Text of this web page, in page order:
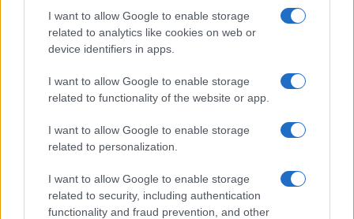
I want to allow Google to enable storage
related to analytics like cookies on web or
device identifiers in apps.
I want to allow Google to enable storage
related to functionality of the website or app.
I want to allow Google to enable storage
related to personalization.
I want to allow Google to enable storage
related to security, including authentication
functionality and fraud prevention, and other
Magical Creatures: le statuette ufficiali di Harry Potter
su Amazon